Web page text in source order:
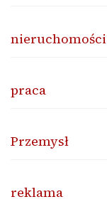
nieruchomości
praca
Przemysł
reklama